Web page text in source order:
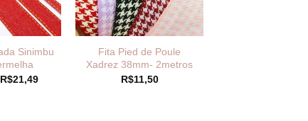
Sinimbu
R$21,49Faixa
Fita Pied de Poule
Xadrez 38mm- 2metros
R$11,50